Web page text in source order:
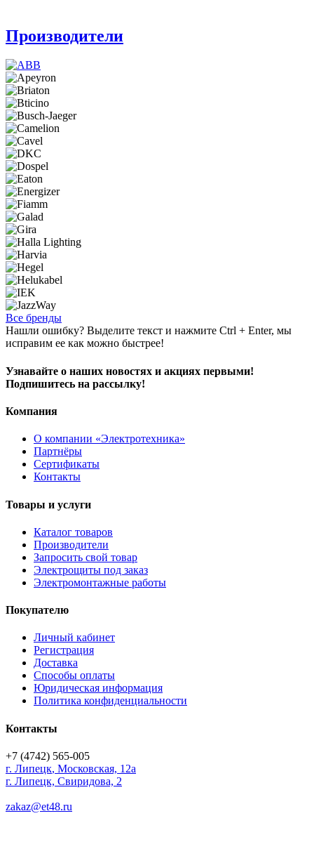
Производители
Все бренды
Нашли ошибку? Выделите текст и нажмите Ctrl + Enter, мы
исправим ее как можно быстрее!
Узнавайте о наших новостях и акциях первыми!
Подпишитесь на рассылку!
Компания
О компании «Электротехника»
Партнёры
Сертификаты
Контакты
Товары и услуги
Каталог товаров
Производители
Запросить свой товар
Электрощиты под заказ
Электромонтажные работы
Покупателю
Личный кабинет
Регистрация
Доставка
Способы оплаты
Юридическая информация
Политика конфиденциальности
Контакты
+7 (4742) 565-005
г. Липецк, Московская, 12а
г. Липецк, Свиридова, 2
zakaz@et48.ru